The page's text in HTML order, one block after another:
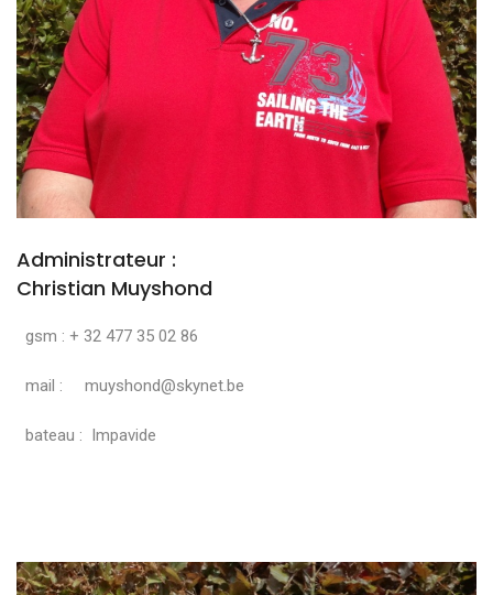
Administrateur :
Christian Muyshond
gsm : + 32 477 35 02 86
mail : muyshond@skynet.be
bateau : Impavide